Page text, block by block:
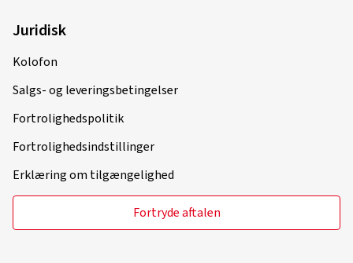
Juridisk
Kolofon
Salgs- og leveringsbetingelser
Fortrolighedspolitik
Fortrolighedsindstillinger
Erklæring om tilgængelighed
Fortryde aftalen